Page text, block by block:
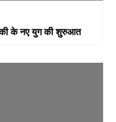
के नए युग की शुरुआत